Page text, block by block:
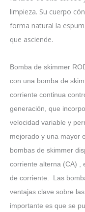
limpieza. Su cuerpo
forma natural la
que asciende.
Bomba de skimmer
con una bomba de
corriente continua
generación, que
velocidad variable y
mejorado y una mayor
bombas de skimmer
corriente alterna (CA) ,
de corriente. Las
ventajas clave sobre
importante es que se